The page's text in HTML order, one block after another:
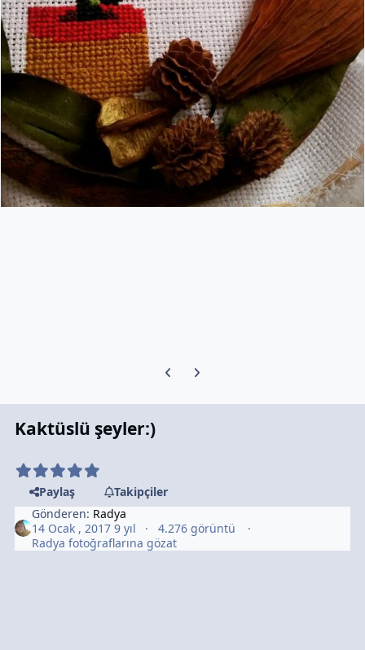
Previous carousel slide
Next carousel slide
Kaktüslü şeyler:)
Paylaş
Takipçiler
Gönderen: Radya
14 Ocak , 20179 yıl
4.276 görüntü
Radya fotoğraflarına gözat